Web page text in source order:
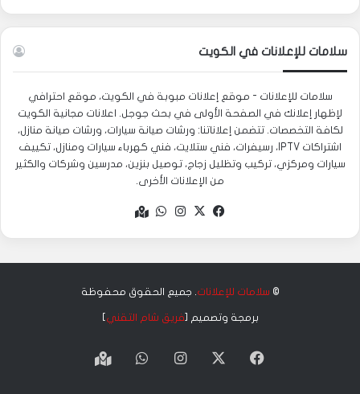
سلامات للإعلانات في الكويت
سلامات للإعلانات - موقع إعلانات مبوبة في الكويت، موقع احترافي
لإظهار إعلانك في الصفحة الأولى في بحث جوجل. اعلانات مجانية الكويت
لكافة التخصصات. تتضمن إعلاناتنا: ورشات صيانة سيارات، ورشات صيانة منازل،
اشتراكات IPTV، رسيفرات، فني ستلايت، فني كهرباء سيارات ومنازل، تكييف
سيارات ومركزي، تركيب وتظليل زجاج، توصيل بنزين، مدرسين وشركات والكثير
من الإعلانات الأخرى.
فيسبوك
‫X انستقرام
واتساب
© سلامات للإعلانات. جميع الحقوق محفوظة
برمجة وتصميم [فريق شام التقني]
فيسبوك انستقرامواتسابGoogle